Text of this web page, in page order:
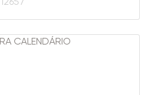
12657